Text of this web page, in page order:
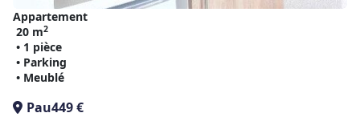
Appartement
20 m2
• 1 pièce
• Parking
• Meublé
Pau449 €